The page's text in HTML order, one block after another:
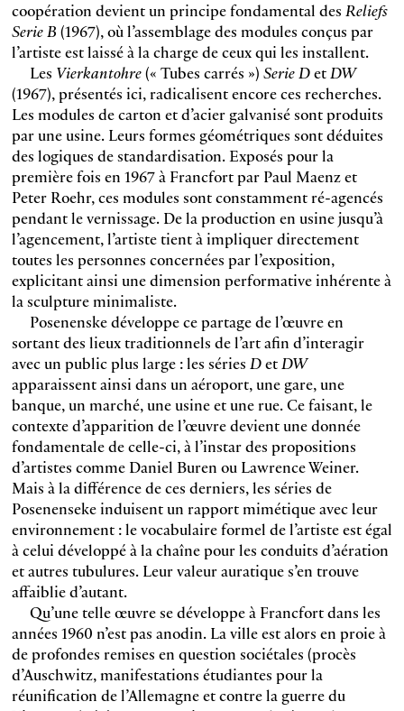
coopération devient un principe fondamental des Reliefs
Serie B (1967), où l’assemblage des modules conçus par
l’artiste est laissé à la charge de ceux qui les installent.
Les Vierkantohre(« Tubes carrés »)Serie DetDW
(1967), présentés ici, radicalisent encore ces recherches.
Les modules de carton et d’acier galvanisé sont produits
par une usine. Leurs formes géométriques sont déduites
des logiques de standardisation. Exposés pour la
première fois en 1967 à Francfort par Paul Maenz et
Peter Roehr, ces modules sont constamment ré-agencés
pendant le vernissage. De la production en usine jusqu’à
l’agencement, l’artiste tient à impliquer directement
toutes les personnes concernées par l’exposition,
explicitant ainsi une dimension performative inhérente à
la sculpture minimaliste.
Posenenske développe ce partage de l’œuvre en
sortant des lieux traditionnels de l’art afin d’interagir
avec un public plus large : les séries DetDW
apparaissent ainsi dans un aéroport, une gare, une
banque, un marché, une usine et une rue. Ce faisant, le
contexte d’apparition de l’œuvre devient une donnée
fondamentale de celle-ci, à l’instar des propositions
d’artistes comme Daniel Buren ou Lawrence Weiner.
Mais à la différence de ces derniers, les séries de
Posenenseke induisent un rapport mimétique avec leur
environnement : le vocabulaire formel de l’artiste est égal
à celui développé à la chaîne pour les conduits d’aération
et autres tubulures. Leur valeur auratique s’en trouve
affaiblie d’autant.
Qu’une telle œuvre se développe à Francfort dans les
années 1960 n’est pas anodin. La ville est alors en proie à
de profondes remises en question sociétales (procès
d’Auschwitz, manifestations étudiantes pour la
réunification de l’Allemagne et contre la guerre du